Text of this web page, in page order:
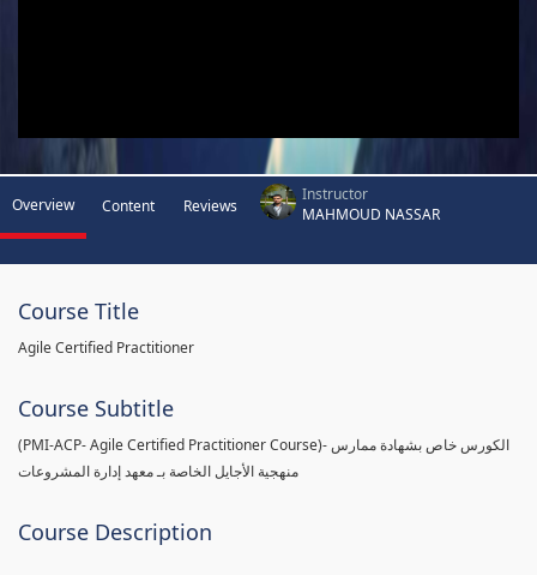
Overview Content Reviews
Instructor
MAHMOUD NASSAR
Course Title
Agile Certified Practitioner
Course Subtitle
(PMI-ACP- Agile Certified Practitioner Course)- الكورس خاص بشهادة ممارس
منهجية الأجايل الخاصة بـ معهد إدارة المشروعات
Course Description